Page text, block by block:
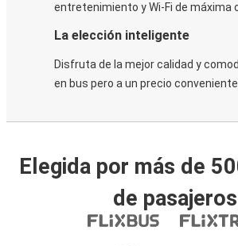
entretenimiento y Wi-Fi de máxima
La elección inteligente
Disfruta de la mejor calidad y
en bus pero a un precio conveniente.
Elegida por más de
de